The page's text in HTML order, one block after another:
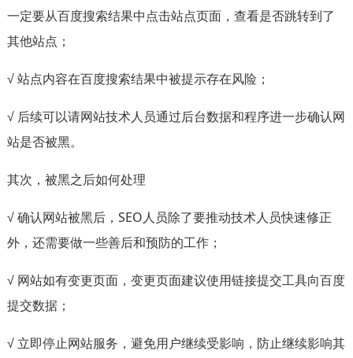
一定要从百度搜索结果中点击站点页面，查看是否跳转到了
其他站点；
√ 站点内容在百度搜索结果中被提示存在风险；
√ 后续可以请网站技术人员通过后台数据和程序进一步确认网
站是否被黑。
其次，被黑之后如何处理
√ 确认网站被黑后，SEO人员除了要推动技术人员快速修正
外，还需要做一些善后和预防的工作；
√ 网站如有变更页面，变更页面建议使用链接提交工具向百度
提交数据；
√ 立即停止网站服务，避免用户继续受影响，防止继续影响其